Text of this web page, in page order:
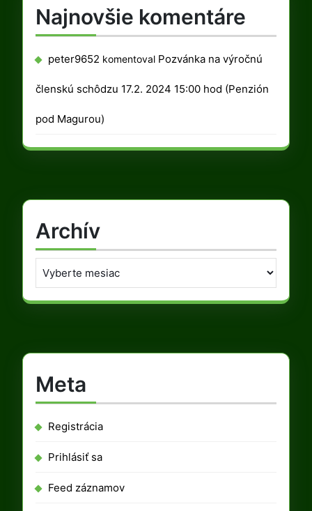
Najnovšie komentáre
peter9652 komentoval Pozvánka na výročnú
členskú schôdzu 17.2. 2024 15:00 hod (Penzión
pod Magurou)
Archív
Meta
Registrácia
Prihlásiť sa
Feed záznamov